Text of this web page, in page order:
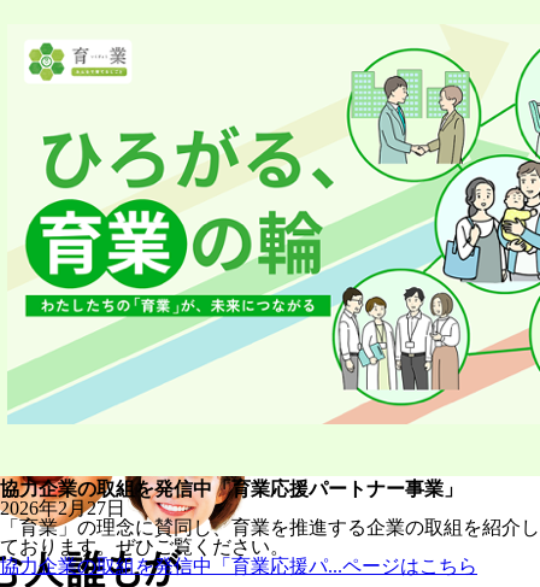
業の取組を発信中「育業応援パートナー事業」
2月27日
」の理念に賛同し、育業を推進する企業の取組を紹介し
ます。ぜひご覧ください。
の取組を発信中「育業応援パ...ページはこちら
2026
マに
を公